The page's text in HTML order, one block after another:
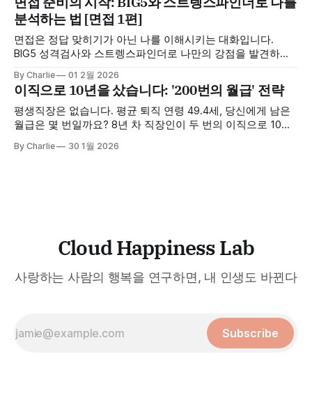
분석하는 법 [면접 1편]
면접은 정답 맞히기가 아닌 나를 이해시키는 대화입니다.
BIG5 성격검사와 스트렝스파인더로 나만의 강점을 발견하고,
로 확인하세요.
By Charlie 01 2월 2026
이직으로 10년을 샀습니다: '200번의 월급' 전략
평생직장은 없습니다. 평균 퇴직 연령 49.4세, 당신에게 남은
월급은 몇 번일까요? 8년 차 직장인이 두 번의 이직으로 10년
로 확인하세요.
By Charlie 30 1월 2026
Cloud Happiness Lab
사랑하는 사람의 행복을 연구하면, 내 인생도 바뀐다
Subscribe